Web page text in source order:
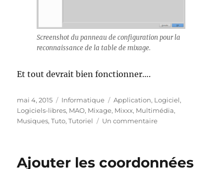
Screenshot du panneau de configuration pour la
reconnaissance de la table de mixage.
Et tout devrait bien fonctionner….
Publié
le
mai 4, 2015 Catégories
Informatique Étiquettes
Application, Logiciel,
Logiciels-libres, MAO, Mixage, Mixxx, Multimédia,
Musiques,Tuto,Tutoriel Un commentairesur
Mixxx
Ajouter les coordonnées